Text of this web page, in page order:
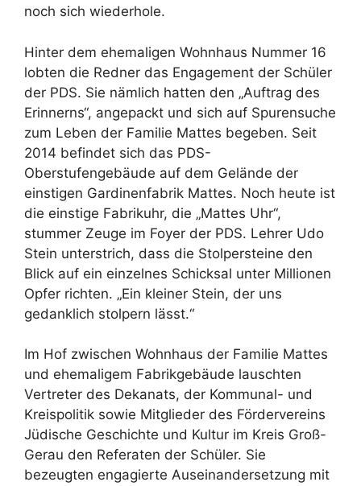
noch sich wiederhole.
Hinter dem ehemaligen Wohnhaus Nummer 16
lobten die Redner das Engagement der Schüler
der PDS. Sie nämlich hatten den „Auftrag des
Erinnerns“, angepackt und sich auf Spurensuche
zum Leben der Familie Mattes begeben. Seit
2014 befindet sich das PDS-
Oberstufengebäude auf dem Gelände der
einstigen Gardinenfabrik Mattes. Noch heute ist
die einstige Fabrikuhr, die „Mattes Uhr“,
stummer Zeuge im Foyer der PDS. Lehrer Udo
Stein unterstrich, dass die Stolpersteine den
Blick auf ein einzelnes Schicksal unter Millionen
Opfer richten. „Ein kleiner Stein, der uns
gedanklich stolpern lässt.“
Im Hof zwischen Wohnhaus der Familie Mattes
und ehemaligem Fabrikgebäude lauschten
Vertreter des Dekanats, der Kommunal- und
Kreispolitik sowie Mitglieder des Fördervereins
Jüdische Geschichte und Kultur im Kreis Groß-
Gerau den Referaten der Schüler. Sie
bezeugten engagierte Auseinandersetzung mit